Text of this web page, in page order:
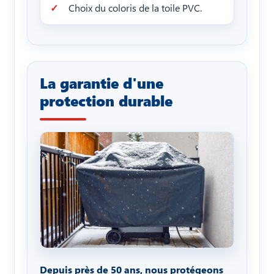
Choix du coloris de la toile PVC.
La garantie d'une
protection durable
Depuis près de 50 ans, nous protégeons